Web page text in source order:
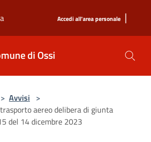
Accedi all'area personale |
di Ossi
> Avvisi >
aereo delibera di giunta
del 14 dicembre 2023